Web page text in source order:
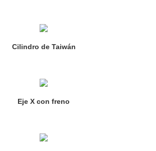
Cilindro de Taiwán
Eje X con freno